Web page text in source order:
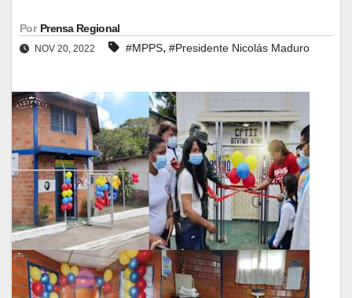
Por Prensa Regional
NOV 20, 2022 #MPPS, #Presidente Nicolás Maduro